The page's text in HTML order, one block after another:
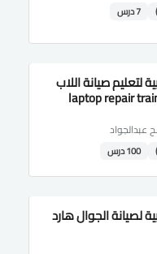
7 درس
لتعليم صيانة اللاب
100 درس
لصيانة الجوال هارد